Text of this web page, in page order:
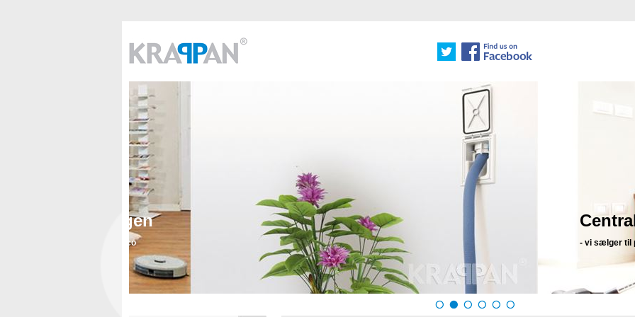
Centralstøvsugere til alle boliger
- vi sælger til private, virksomheder og offentlige institutioner